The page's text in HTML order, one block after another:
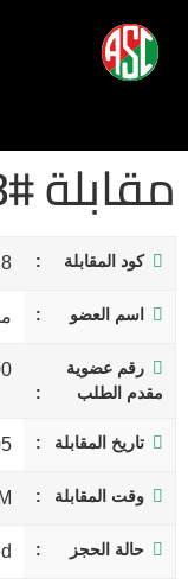
مقابلة #18
كود المقابلة
اسم العضو
رقم عضوية
مقدم الطلب
تاريخ المقابلة
وقت المقابلة
حالة الحجز